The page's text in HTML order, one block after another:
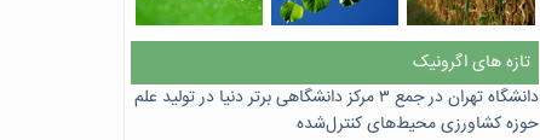
تازه های اگرونیک
دانشگاه تهران در جمع ۳ مرکز دانشگاهی برتر دنیا در تولید علم
حوزه کشاورزی محیط‌های کنترل‌شده